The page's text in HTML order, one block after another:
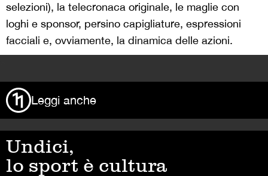
selezioni), la telecronaca originale, le maglie con
loghi e sponsor, persino capigliature, espressioni
facciali e, ovviamente, la dinamica delle azioni.
Leggi anche
Undici,
lo sport è cultura